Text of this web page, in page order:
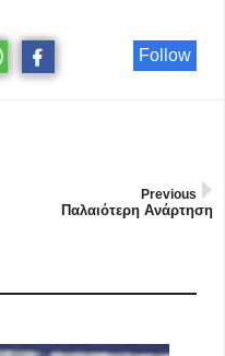
Follow
Previous
Παλαιότερη Ανάρτηση